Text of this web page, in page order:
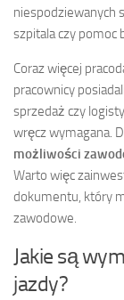
niespodziewanych
szpitala czy pomoc
Coraz więcej
pracownicy
sprzedaż czy
wręcz wymagana.
możliwości
Warto więc
dokumentu, który
zawodowe.
Jakie są
jazdy?